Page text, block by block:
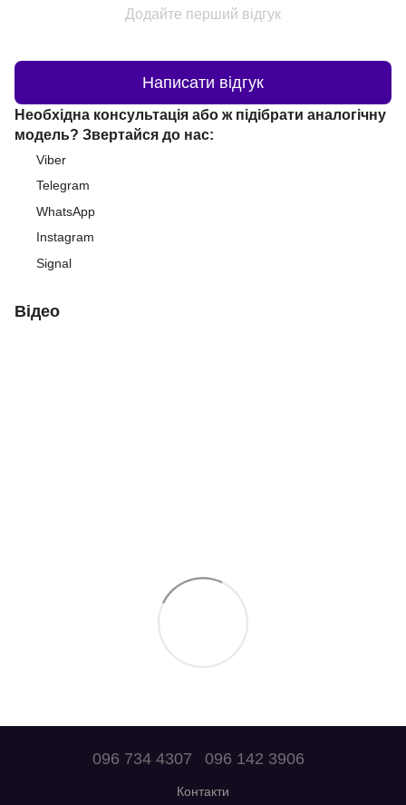
Додайте перший відгук
Написати відгук
Необхідна консультація або ж підібрати аналогічну
модель? Звертайся до нас:
Viber
Telegram
WhatsApp
Instagram
Signal
Відео
096 734 4307 096 142 3906
Контакти